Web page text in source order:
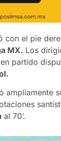
con el pie
MX. Los
partido
ampliamente
al 70’.